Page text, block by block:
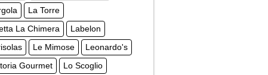
La Torre
La Chimera
Labelon
Le Mimose
Leonardo's
Gourmet
Lo Scoglio